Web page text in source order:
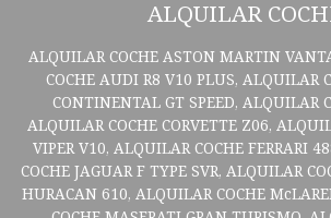
ALQUILAR
ALQUILAR COCHE ASTON MARTIN
COCHE AUDI R8 V10 PLUS, ALQUILAR
CONTINENTAL GT SPEED, ALQUILAR
ALQUILAR COCHE CORVETTE Z06,
VIPER V10, ALQUILAR COCHE FERRARI
COCHE JAGUAR F TYPE SVR, ALQUILAR
HURACAN 610, ALQUILAR COCHE